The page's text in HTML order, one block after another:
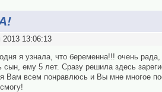
13:06:13
я узнала, что беременна!!! очень
сын, ему 5 лет. Сразу решила здесь
Вам всем понравлюсь и Вы мне многое